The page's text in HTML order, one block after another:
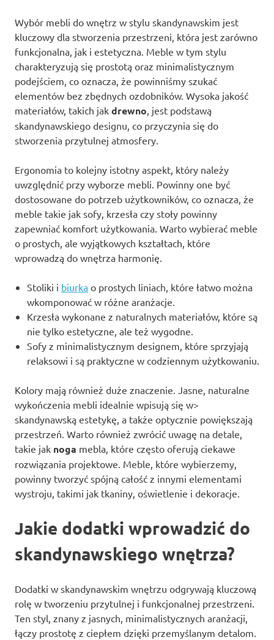
Wybór mebli do wnętrz w stylu skandynawskim jest
kluczowy dla stworzenia przestrzeni, która jest zarówno
funkcjonalna, jak i estetyczna. Meble w tym stylu
charakteryzują się prostotą oraz minimalistycznym
podejściem, co oznacza, że powinniśmy szukać
elementów bez zbędnych ozdobników. Wysoka jakość
materiałów, takich jak drewno, jest podstawą
skandynawskiego designu, co przyczynia się do
stworzenia przytulnej atmosfery.
Ergonomia to kolejny istotny aspekt, który należy
uwzględnić przy wyborze mebli. Powinny one być
dostosowane do potrzeb użytkowników, co oznacza, że
meble takie jak sofy, krzesła czy stoły powinny
zapewniać komfort użytkowania. Warto wybierać meble
o prostych, ale wyjątkowych kształtach, które
wprowadzą do wnętrza harmonię.
Stoliki i biurka o prostych liniach, które łatwo można
wkomponować w różne aranżacje.
Krzesła wykonane z naturalnych materiałów, które są
nie tylko estetyczne, ale też wygodne.
Sofy z minimalistycznym designem, które sprzyjają
relaksowi i są praktyczne w codziennym użytkowaniu.
Kolory mają również duże znaczenie. Jasne, naturalne
wykończenia mebli idealnie wpisują się w>
skandynawską estetykę, a także optycznie powiększają
przestrzeń. Warto również zwrócić uwagę na detale,
takie jak noga mebla, które często oferują ciekawe
rozwiązania projektowe. Meble, które wybierzemy,
powinny tworzyć spójną całość z innymi elementami
wystroju, takimi jak tkaniny, oświetlenie i dekoracje.
Jakie dodatki wprowadzić do
skandynawskiego wnętrza?
Dodatki w skandynawskim wnętrzu odgrywają kluczową
rolę w tworzeniu przytulnej i funkcjonalnej przestrzeni.
Ten styl, znany z jasnych, minimalistycznych aranżacji,
łączy prostotę z ciepłem dzięki przemyślanym detalom.